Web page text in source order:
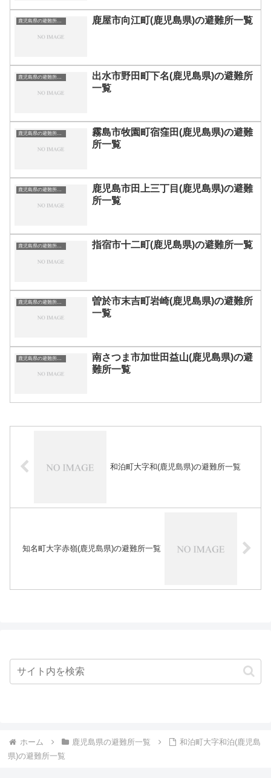
鹿児島県の避難所一覧 鹿屋市向江町(鹿児島県)の避難所一覧
鹿児島県の避難所一覧
出水市野田町下名(鹿児島県)の避難所
一覧
鹿児島県の避難所一覧
霧島市牧園町宿窪田(鹿児島県)の避難
所一覧
鹿児島県の避難所一覧
鹿児島市田上三丁目(鹿児島県)の避難
所一覧
鹿児島県の避難所一覧 指宿市十二町(鹿児島県)の避難所一覧
鹿児島県の避難所一覧
曽於市末吉町岩崎(鹿児島県)の避難所
一覧
鹿児島県の避難所一覧
南さつま市加世田益山(鹿児島県)の避
難所一覧
和泊町大字和(鹿児島県)の避難所一覧
知名町大字赤嶺(鹿児島県)の避難所一覧
ホーム 鹿児島県の避難所一覧
和泊町大字和泊(鹿児島
県)の避難所一覧